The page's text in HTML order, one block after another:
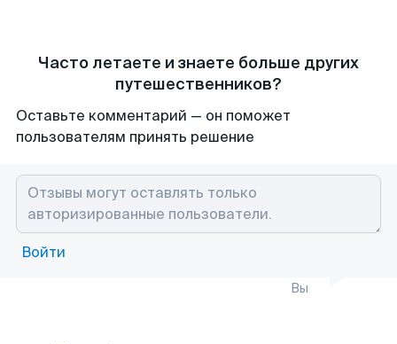
Часто летаете и знаете больше других
путешественников?
Оставьте комментарий — он поможет
пользователям принять решение
Войти
Вы